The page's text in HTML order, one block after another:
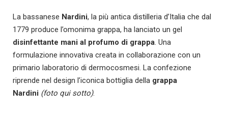
La bassanese Nardini, la più antica distilleria d’Italia che dal
1779 produce l’omonima grappa, ha lanciato un gel
disinfettante mani al profumo di grappa. Una
formulazione innovativa creata in collaborazione con un
primario laboratorio di dermocosmesi. La confezione
riprende nel design l’iconica bottiglia della grappa
Nardini (foto qui sotto).